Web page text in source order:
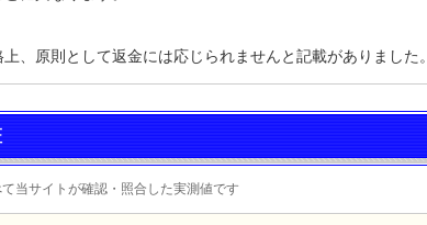
、原則として返金には応じられませんと記載がありました。
当サイトが確認・照合した実測値です